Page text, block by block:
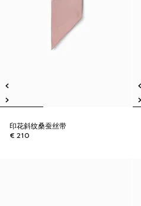
印花斜纹桑蚕丝带
€ 210